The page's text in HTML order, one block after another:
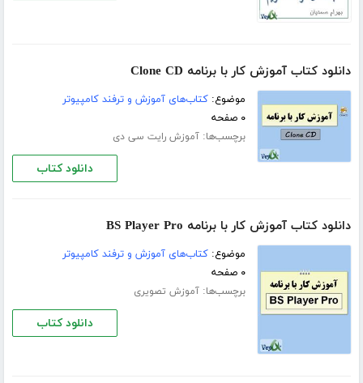
دانلود کتاب آموزش کار با برنامه Clone CD
موضوع:کتاب‌های آموزش و ترفند کامپیوتر
۰ صفحه
برچسب‌ها:آموزش رایت سی دی
دانلود کتاب
دانلود کتاب آموزش کار با برنامه BS Player Pro
موضوع:کتاب‌های آموزش و ترفند کامپیوتر
۰ صفحه
برچسب‌ها:آموزش تصویری
دانلود کتاب